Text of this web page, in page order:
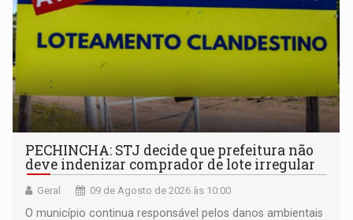
PECHINCHA: STJ decide que prefeitura não
deve indenizar comprador de lote irregular
Geral 09 de Agosto de 2026 às 10:00
O município continua responsável pelos danos ambientais